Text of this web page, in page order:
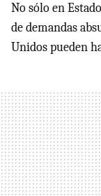
No sólo en
de demandas
Unidos pueden